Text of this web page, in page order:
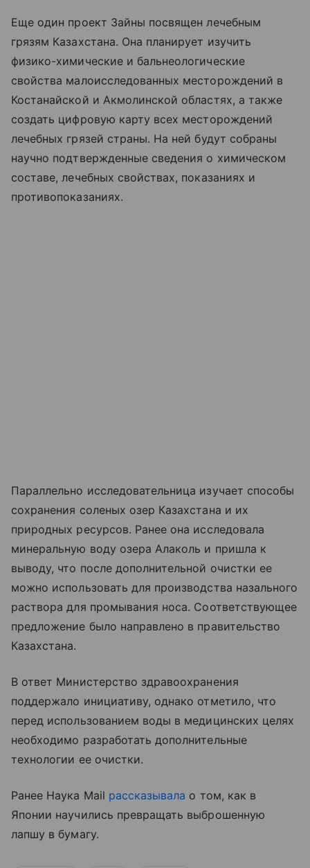
Еще один проект Зайны посвящен лечебным
грязям Казахстана. Она планирует изучить
физико-химические и бальнеологические
свойства малоисследованных месторождений в
Костанайской и Акмолинской областях, а также
создать цифровую карту всех месторождений
лечебных грязей страны. На ней будут собраны
научно подтвержденные сведения о химическом
составе, лечебных свойствах, показаниях и
противопоказаниях.
Параллельно исследовательница изучает способы
сохранения соленых озер Казахстана и их
природных ресурсов. Ранее она исследовала
минеральную воду озера Алаколь и пришла к
выводу, что после дополнительной очистки ее
можно использовать для производства назального
раствора для промывания носа. Соответствующее
предложение было направлено в правительство
Казахстана.
В ответ Министерство здравоохранения
поддержало инициативу, однако отметило, что
перед использованием воды в медицинских целях
необходимо разработать дополнительные
технологии ее очистки.
Ранее Наука Mail рассказывала о том, как в
Японии научились превращать выброшенную
лапшу в бумагу.